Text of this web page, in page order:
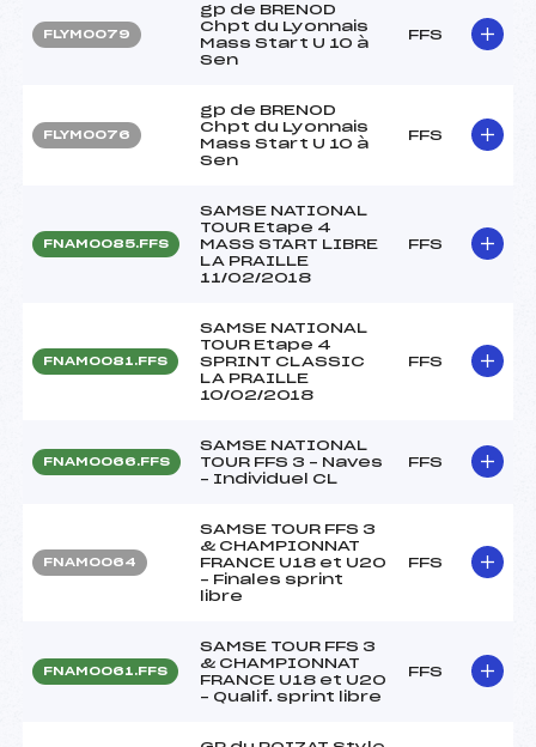
FLYM0079
gp de BRENOD
Chpt du Lyonnais
Mass Start U 10 à
Sen
FFS
FLYM0076
gp de BRENOD
Chpt du Lyonnais
Mass Start U 10 à
Sen
FFS
FNAM0085.FFS
SAMSE NATIONAL
TOUR Etape 4
MASS START LIBRE
LA PRAILLE
11/02/2018
FFS
FNAM0081.FFS
SAMSE NATIONAL
TOUR Etape 4
SPRINT CLASSIC
LA PRAILLE
10/02/2018
FFS
FNAM0066.FFS
SAMSE NATIONAL
TOUR FFS 3 – Naves
– Individuel CL
FFS
FNAM0064
SAMSE TOUR FFS 3
& CHAMPIONNAT
FRANCE U18 et U20
– Finales sprint
libre
FFS
FNAM0061.FFS
SAMSE TOUR FFS 3
& CHAMPIONNAT
FRANCE U18 et U20
– Qualif. sprint libre
FFS